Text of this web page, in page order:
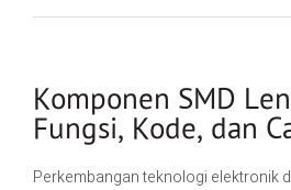
Komponen SMD
Fungsi, Kode, dan
Perkembangan teknologi elektronik